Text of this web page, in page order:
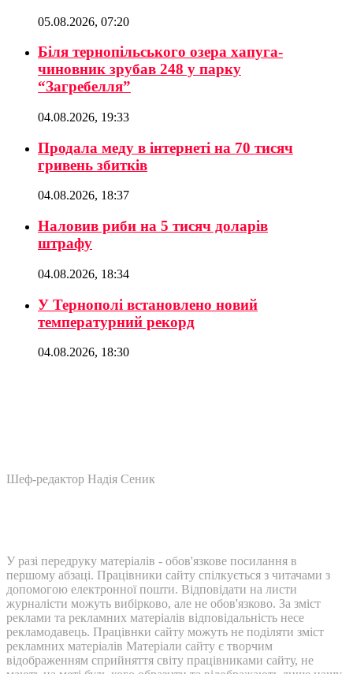
05.08.2026, 07:20
Біля тернопільського озера хапуга-
чиновник зрубав 248 у парку
“Загребелля”
04.08.2026, 19:33
Продала меду в інтернеті на 70 тисяч
гривень збитків
04.08.2026, 18:37
Наловив риби на 5 тисяч доларів
штрафу
04.08.2026, 18:34
У Тернополі встановлено новий
температурний рекорд
04.08.2026, 18:30
Шеф-редактор Надія Сеник
У разі передруку матеріалів - обов'язкове посилання в
першому абзаці. Працівники сайту спілкується з читачами з
допомогою електронної пошти. Відповідати на листи
журналісти можуть вибірково, але не обов'язково. За зміст
реклами та рекламних матеріалів відповідальність несе
рекламодавець. Працівнки сайту можуть не поділяти зміст
рекламних матеріалів Матеріали сайту є творчим
відображенням сприйняття світу працівниками сайту, не